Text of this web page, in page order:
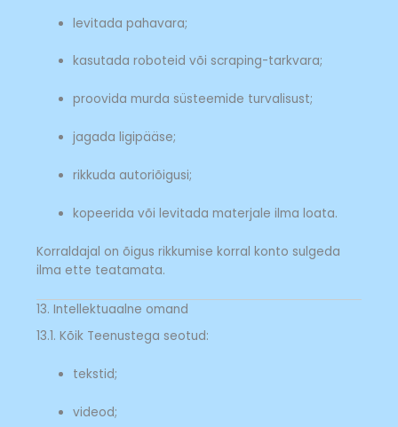
levitada pahavara;
kasutada roboteid või scraping-tarkvara;
proovida murda süsteemide turvalisust;
jagada ligipääse;
rikkuda autoriõigusi;
kopeerida või levitada materjale ilma loata.
Korraldajal on õigus rikkumise korral konto sulgeda
ilma ette teatamata.
13. Intellektuaalne omand
13.1. Kõik Teenustega seotud:
tekstid;
videod;